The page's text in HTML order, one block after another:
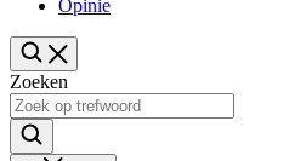
Opinie
Zoeken